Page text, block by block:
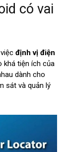
có vai
định vị điện
khá tiện ích của
dành cho
sát và quản lý